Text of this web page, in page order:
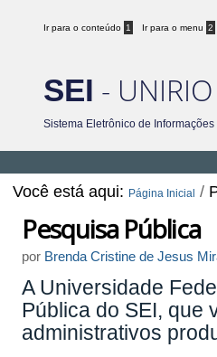
Ir para o conteúdo 1 Ir para o menu 2
SEI - UNIRIO
Sistema Eletrônico de Informações
Você está aqui: Página Inicial /
Pesquisa Pública
por Brenda Cristine de Jesus
A Universidade
Pública do SEI, que
administrativos